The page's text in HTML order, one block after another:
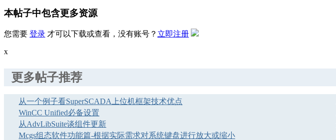
本帖子中包含更多资源
您需要 登录 才可以下载或查看，没有账号？ 立即注册
x
更多帖子推荐
从一个例子看SuperSCADA上位机框架技术优点
WinCC Unified必备设置
从AdvLibSuite谈组件更新
Mcgs组态软件功能篇-根据实际需求对系统键盘进行放大或缩小